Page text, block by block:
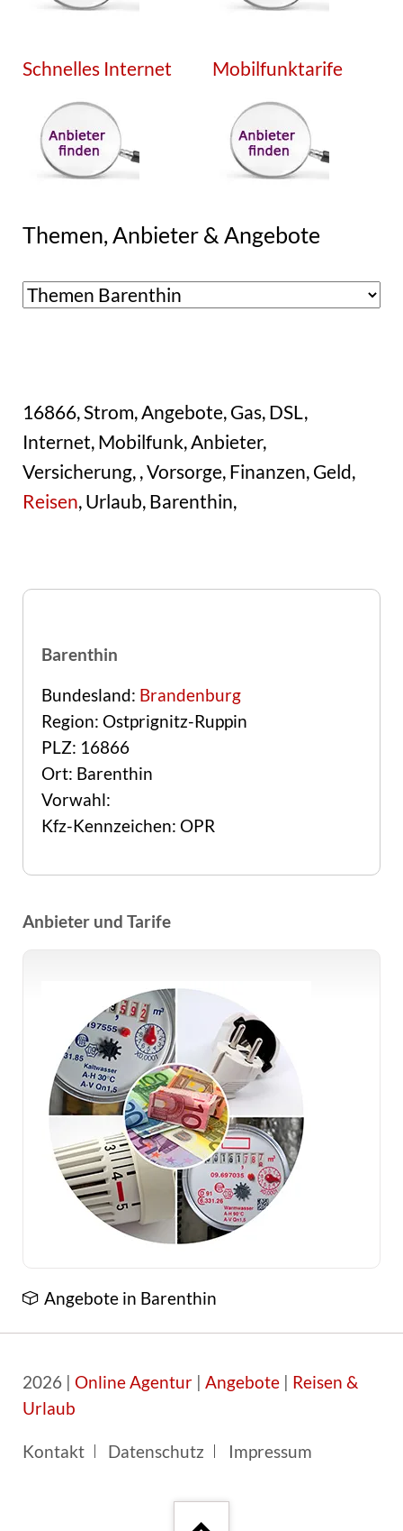
Schnelles Internet Mobilfunktarife
Themen, Anbieter & Angebote
16866, Strom, Angebote, Gas, DSL,
Internet, Mobilfunk, Anbieter,
Versicherung, , Vorsorge, Finanzen, Geld,
Reisen, Urlaub, Barenthin,
Barenthin
Bundesland: Brandenburg
Region: Ostprignitz-Ruppin
PLZ: 16866
Ort: Barenthin
Vorwahl:
Kfz-Kennzeichen: OPR
Anbieter und Tarife
Angebote in Barenthin
2026 | Online Agentur| Angebote| Reisen &
Urlaub
Navigation
Kontakt Datenschutz Impressum